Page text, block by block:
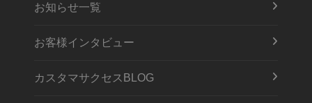
お知らせ一覧
お客様インタビュー
カスタマサクセスBLOG